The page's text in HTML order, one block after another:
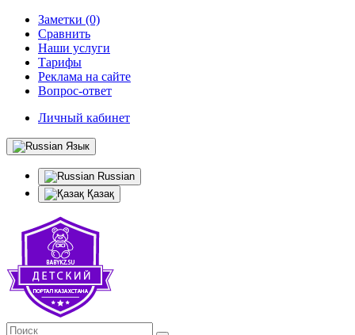
Заметки (0)
Сравнить
Наши услуги
Тарифы
Реклама на сайте
Вопрос-ответ
Личный кабинет
Язык
Russian
Қазақ